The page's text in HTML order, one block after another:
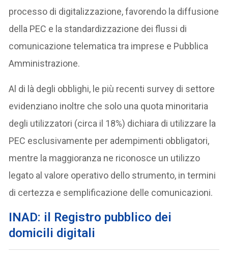
processo di digitalizzazione, favorendo la diffusione
della PEC e la standardizzazione dei flussi di
comunicazione telematica tra imprese e Pubblica
Amministrazione.
Al di là degli obblighi, le più recenti survey di settore
evidenziano inoltre che solo una quota minoritaria
degli utilizzatori (circa il 18%) dichiara di utilizzare la
PEC esclusivamente per adempimenti obbligatori,
mentre la maggioranza ne riconosce un utilizzo
legato al valore operativo dello strumento, in termini
di certezza e semplificazione delle comunicazioni.
INAD: il Registro pubblico dei
domicili digitali